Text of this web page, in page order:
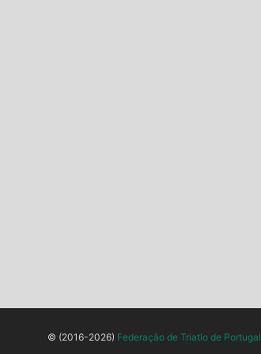
© (2016-2026) Federação de Triatlo de Portugal